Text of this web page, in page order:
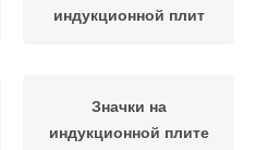
индукционной плит
Значки на
индукционной плите